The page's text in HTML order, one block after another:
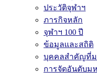
ประวัติจุฬาฯ
ภารกิจหลัก
จุฬาฯ 100 ปี
ข้อมูลและสถิติ
บุคคลสำคัญที่ม
การจัดอันดับม